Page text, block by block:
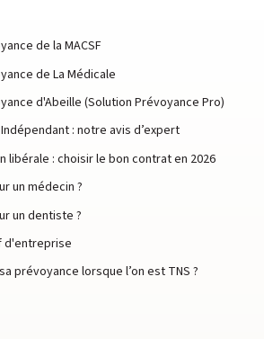
de la MACSF
de La Médicale
d'Abeille (Solution Prévoyance Pro)
: notre avis d’expert
libérale : choisir le bon contrat en 2026
un médecin ?
un dentiste ?
d'entreprise
prévoyance lorsque l’on est TNS ?